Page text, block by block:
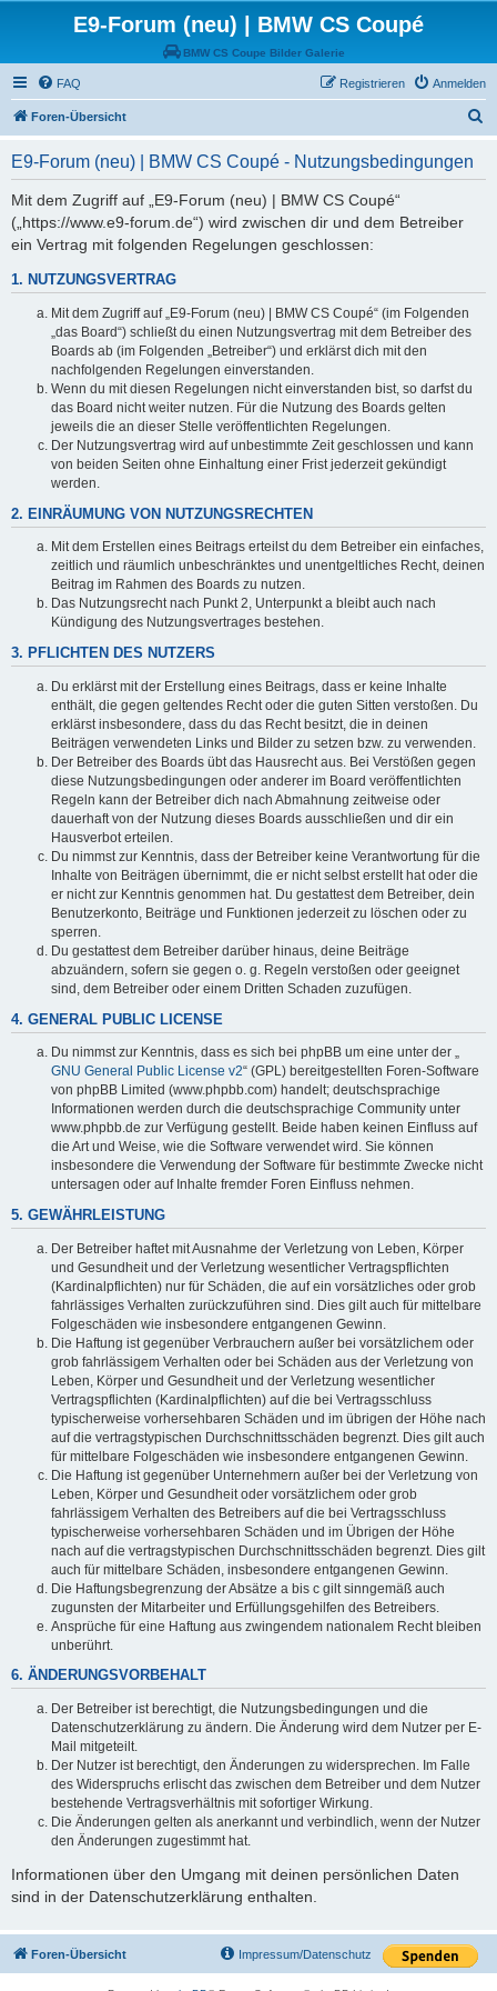
E9-Forum (neu) | BMW CS Coupé
BMW CS Coupe Bilder Galerie
FAQ Anmelden
Registrieren
Foren-Übersicht
E9-Forum (neu) | BMW CS Coupé - Nutzungsbedingungen
Mit dem Zugriff auf „E9-Forum (neu) | BMW CS Coupé“
(„https://www.e9-forum.de“) wird zwischen dir und dem Betreiber
ein Vertrag mit folgenden Regelungen geschlossen:
1. NUTZUNGSVERTRAG
Mit dem Zugriff auf „E9-Forum (neu) | BMW CS Coupé“ (im Folgenden
„das Board“) schließt du einen Nutzungsvertrag mit dem Betreiber des
Boards ab (im Folgenden „Betreiber“) und erklärst dich mit den
nachfolgenden Regelungen einverstanden.
Wenn du mit diesen Regelungen nicht einverstanden bist, so darfst du
das Board nicht weiter nutzen. Für die Nutzung des Boards gelten
jeweils die an dieser Stelle veröffentlichten Regelungen.
Der Nutzungsvertrag wird auf unbestimmte Zeit geschlossen und kann
von beiden Seiten ohne Einhaltung einer Frist jederzeit gekündigt
werden.
2. EINRÄUMUNG VON NUTZUNGSRECHTEN
Mit dem Erstellen eines Beitrags erteilst du dem Betreiber ein einfaches,
zeitlich und räumlich unbeschränktes und unentgeltliches Recht, deinen
Beitrag im Rahmen des Boards zu nutzen.
Das Nutzungsrecht nach Punkt 2, Unterpunkt a bleibt auch nach
Kündigung des Nutzungsvertrages bestehen.
3. PFLICHTEN DES NUTZERS
Du erklärst mit der Erstellung eines Beitrags, dass er keine Inhalte
enthält, die gegen geltendes Recht oder die guten Sitten verstoßen. Du
erklärst insbesondere, dass du das Recht besitzt, die in deinen
Beiträgen verwendeten Links und Bilder zu setzen bzw. zu verwenden.
Der Betreiber des Boards übt das Hausrecht aus. Bei Verstößen gegen
diese Nutzungsbedingungen oder anderer im Board veröffentlichten
Regeln kann der Betreiber dich nach Abmahnung zeitweise oder
dauerhaft von der Nutzung dieses Boards ausschließen und dir ein
Hausverbot erteilen.
Du nimmst zur Kenntnis, dass der Betreiber keine Verantwortung für die
Inhalte von Beiträgen übernimmt, die er nicht selbst erstellt hat oder die
er nicht zur Kenntnis genommen hat. Du gestattest dem Betreiber, dein
Benutzerkonto, Beiträge und Funktionen jederzeit zu löschen oder zu
sperren.
Du gestattest dem Betreiber darüber hinaus, deine Beiträge
abzuändern, sofern sie gegen o. g. Regeln verstoßen oder geeignet
sind, dem Betreiber oder einem Dritten Schaden zuzufügen.
4. GENERAL PUBLIC LICENSE
Du nimmst zur Kenntnis, dass es sich bei phpBB um eine unter der „
GNU General Public License v2“ (GPL) bereitgestellten Foren-Software
von phpBB Limited (www.phpbb.com) handelt; deutschsprachige
Informationen werden durch die deutschsprachige Community unter
www.phpbb.de zur Verfügung gestellt. Beide haben keinen Einfluss auf
die Art und Weise, wie die Software verwendet wird. Sie können
insbesondere die Verwendung der Software für bestimmte Zwecke nicht
untersagen oder auf Inhalte fremder Foren Einfluss nehmen.
5. GEWÄHRLEISTUNG
Der Betreiber haftet mit Ausnahme der Verletzung von Leben, Körper
und Gesundheit und der Verletzung wesentlicher Vertragspflichten
(Kardinalpflichten) nur für Schäden, die auf ein vorsätzliches oder grob
fahrlässiges Verhalten zurückzuführen sind. Dies gilt auch für mittelbare
Folgeschäden wie insbesondere entgangenen Gewinn.
Die Haftung ist gegenüber Verbrauchern außer bei vorsätzlichem oder
grob fahrlässigem Verhalten oder bei Schäden aus der Verletzung von
Leben, Körper und Gesundheit und der Verletzung wesentlicher
Vertragspflichten (Kardinalpflichten) auf die bei Vertragsschluss
typischerweise vorhersehbaren Schäden und im übrigen der Höhe nach
auf die vertragstypischen Durchschnittsschäden begrenzt. Dies gilt auch
für mittelbare Folgeschäden wie insbesondere entgangenen Gewinn.
Die Haftung ist gegenüber Unternehmern außer bei der Verletzung von
Leben, Körper und Gesundheit oder vorsätzlichem oder grob
fahrlässigem Verhalten des Betreibers auf die bei Vertragsschluss
typischerweise vorhersehbaren Schäden und im Übrigen der Höhe
nach auf die vertragstypischen Durchschnittsschäden begrenzt. Dies gilt
auch für mittelbare Schäden, insbesondere entgangenen Gewinn.
Die Haftungsbegrenzung der Absätze a bis c gilt sinngemäß auch
zugunsten der Mitarbeiter und Erfüllungsgehilfen des Betreibers.
Ansprüche für eine Haftung aus zwingendem nationalem Recht bleiben
unberührt.
6. ÄNDERUNGSVORBEHALT
Der Betreiber ist berechtigt, die Nutzungsbedingungen und die
Datenschutzerklärung zu ändern. Die Änderung wird dem Nutzer per E-
Mail mitgeteilt.
Der Nutzer ist berechtigt, den Änderungen zu widersprechen. Im Falle
des Widerspruchs erlischt das zwischen dem Betreiber und dem Nutzer
bestehende Vertragsverhältnis mit sofortiger Wirkung.
Die Änderungen gelten als anerkannt und verbindlich, wenn der Nutzer
den Änderungen zugestimmt hat.
Informationen über den Umgang mit deinen persönlichen Daten
sind in der Datenschutzerklärung enthalten.
Foren-Übersicht Impressum/Datenschutz